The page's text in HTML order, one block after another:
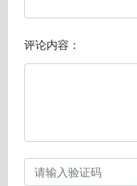
评论内容：